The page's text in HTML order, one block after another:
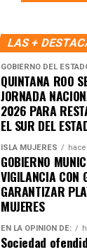
LAS +
GOBIERNO DEL
QUINTANA ROO
JORNADA
2026 PARA
EL SUR DEL
ISLA MUJERES
GOBIERNO
VIGILANCIA CON
GARANTIZAR
MUJERES
EN LA OPINIÓN DE:
Sociedad